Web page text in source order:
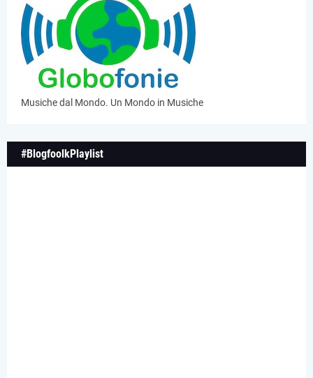
Musiche dal Mondo. Un Mondo in Musiche
#BlogfoolkPlaylist